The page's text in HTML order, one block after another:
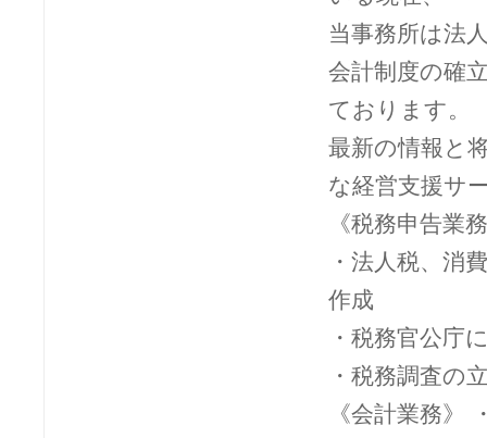
当事務所は法
会計制度の確
ております。
最新の情報と
な経営支援サ
《税務申告業
・法人税、消
作成
・税務官公庁
・税務調査の
《会計業務》